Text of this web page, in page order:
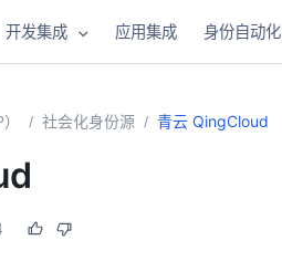
开发集成 应用集成 身份自动化
/ 社会化身份源 / 青云 QingCloud